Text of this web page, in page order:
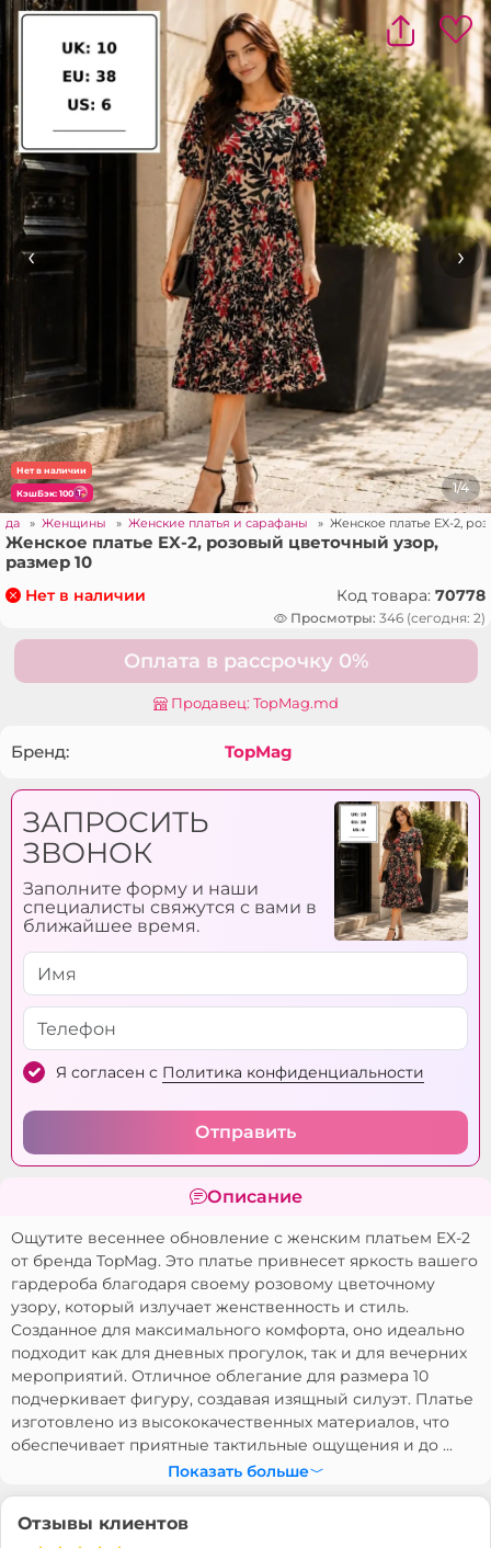
Нет в наличии
КэшБэк: 100 1/4
‹ ›
» Женщины » Женские платья и сарафаны » Женское платье EX-2,
Женское платье EX-2, розовый цветочный узор,
размер 10
Нет в наличии Код товара: 70778
Просмотры: 346 (сегодня: 2)
Оплата в рассрочку 0%
Продавец: TopMag.md
Бренд: TopMag
ЗАПРОСИТЬ
ЗВОНОК
Заполните форму и наши
специалисты свяжутся с вами в
ближайшее время.
Я согласен с Политика конфиденциальности
Отправить
Описание
Ощутите весеннее обновление с женским платьем EX-2
от бренда TopMag. Это платье привнесет яркость вашего
гардероба благодаря своему розовому цветочному
узору, который излучает женственность и стиль.
Созданное для максимального комфорта, оно идеально
подходит как для дневных прогулок, так и для вечерних
мероприятий. Отличное облегание для размера 10
подчеркивает фигуру, создавая изящный силуэт. Платье
изготовлено из высококачественных материалов, что
обеспечивает приятные тактильные ощущения и до ...
Показать больше
Отзывы клиентов